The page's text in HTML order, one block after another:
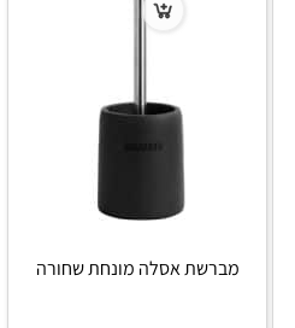
מברשת אסלה מונחת שחורה